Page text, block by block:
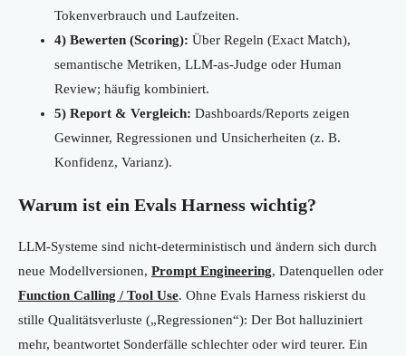
Tokenverbrauch und Laufzeiten.
4) Bewerten (Scoring): Über Regeln (Exact Match),
semantische Metriken, LLM-as-Judge oder Human
Review; häufig kombiniert.
5) Report & Vergleich: Dashboards/Reports zeigen
Gewinner, Regressionen und Unsicherheiten (z. B.
Konfidenz, Varianz).
Warum ist ein Evals Harness wichtig?
LLM-Systeme sind nicht-deterministisch und ändern sich durch
neue Modellversionen, Prompt Engineering, Datenquellen oder
Function Calling / Tool Use. Ohne Evals Harness riskierst du
stille Qualitätsverluste („Regressionen“): Der Bot halluziniert
mehr, beantwortet Sonderfälle schlechter oder wird teurer. Ein